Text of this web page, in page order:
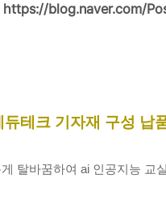
https://blog.naver.com/
테크 기자재 구성 납
탈바꿈하여 ai 인공지능 교